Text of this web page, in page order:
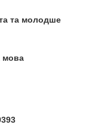
та молодше
мова